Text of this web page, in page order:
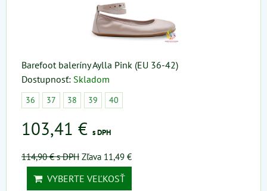
Barefoot baleríny Aylla Pink (EU 36-42)
Dostupnosť: Skladom
36 37 38 39 40
103,41 € s DPH
114,90 €s DPH Zľava 11,49 €
VYBERTE VEĽKOSŤ